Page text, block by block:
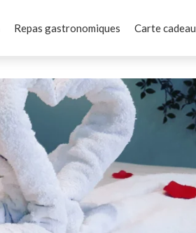
Repas gastronomiques Carte cadeau